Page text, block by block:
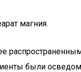
магния.
были